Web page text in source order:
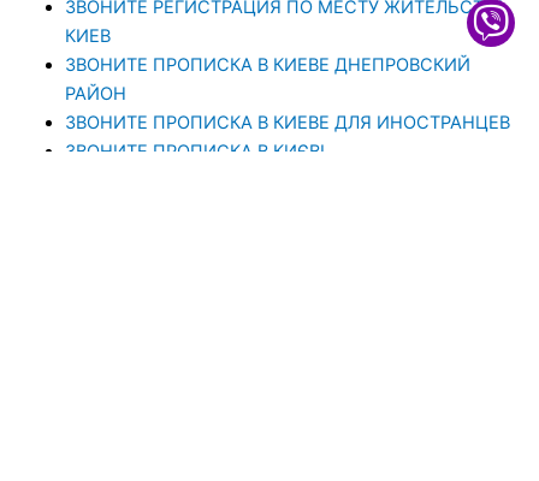
ЗВОНИТЕ РЕГИСТРАЦИЯ ПО МЕСТУ ЖИТЕЛЬСТВА
КИЕВ
ЗВОНИТЕ ПРОПИСКА В КИЕВЕ ДНЕПРОВСКИЙ
РАЙОН
ЗВОНИТЕ ПРОПИСКА В КИЕВЕ ДЛЯ ИНОСТРАНЦЕВ
ЗВОНИТЕ ПРОПИСКА В КИЄВІ